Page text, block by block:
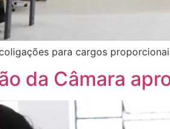
para cargos
da Câmara